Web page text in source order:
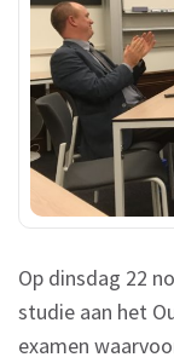
Op dinsdag 22
studie aan het
examen